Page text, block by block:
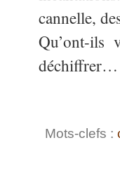
cannelle,
Qu’ont-ils
déchiffrer…
Mots-clefs :